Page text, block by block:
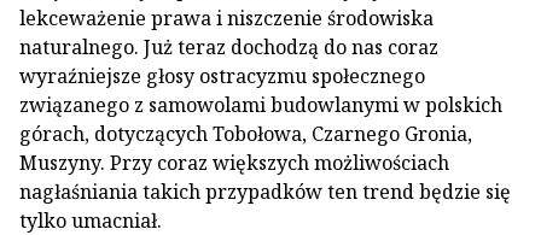
lekceważenie prawa i niszczenie środowiska
naturalnego. Już teraz dochodzą do nas coraz
wyraźniejsze głosy ostracyzmu społecznego
związanego z samowolami budowlanymi w polskich
górach, dotyczących Tobołowa, Czarnego Gronia,
Muszyny. Przy coraz większych możliwościach
nagłaśniania takich przypadków ten trend będzie się
tylko umacniał.